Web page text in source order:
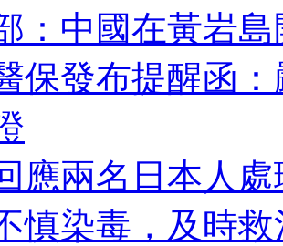
：中國在黃岩
保發布提醒函
應兩名日本人
慎染毒，及時